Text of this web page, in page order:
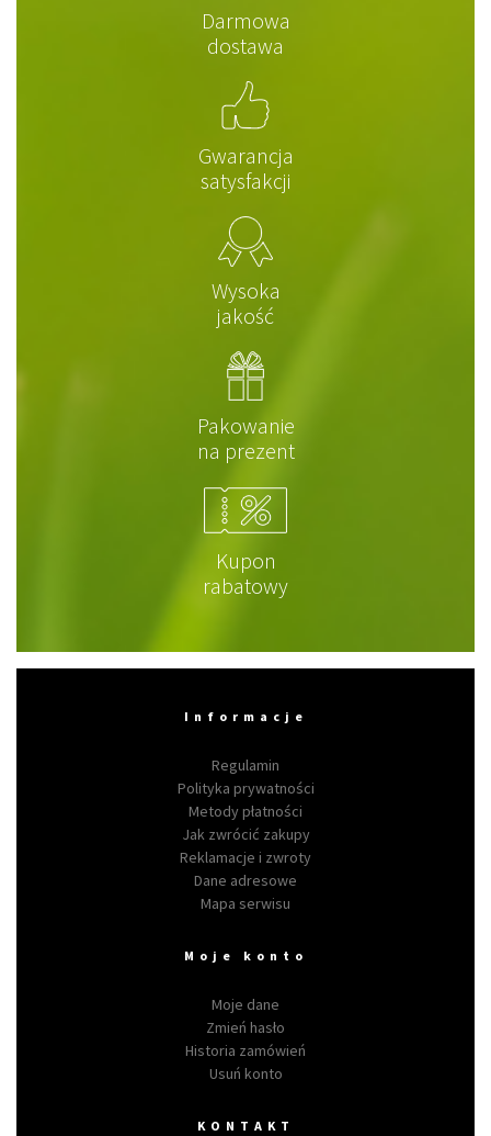
Darmowa
dostawa
Gwarancja
satysfakcji
Wysoka
jakość
Pakowanie
na prezent
Kupon
rabatowy
Informacje
Regulamin
Polityka prywatności
Metody płatności
Jak zwrócić zakupy
Reklamacje i zwroty
Dane adresowe
Mapa serwisu
Moje konto
Moje dane
Zmień hasło
Historia zamówień
Usuń konto
KONTAKT